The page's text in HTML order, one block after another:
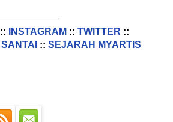
:: INSTAGRAM :: TWITTER ::
SANTAI :: SEJARAH MYARTIS